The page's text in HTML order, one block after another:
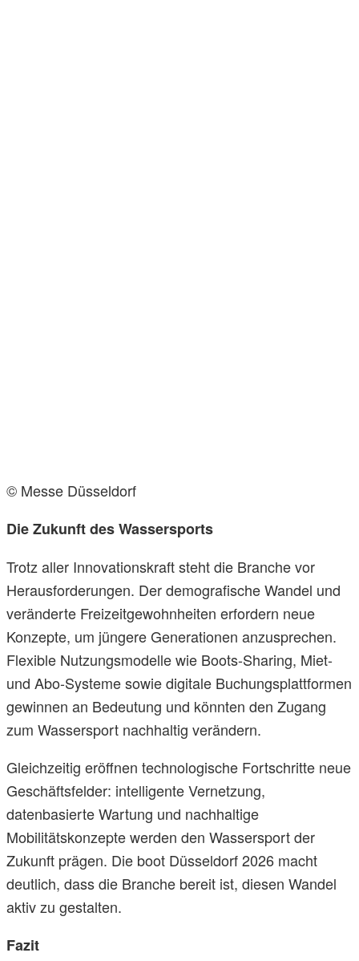
© Messe Düsseldorf
Die Zukunft des Wassersports
Trotz aller Innovationskraft steht die Branche vor
Herausforderungen. Der demografische Wandel und
veränderte Freizeitgewohnheiten erfordern neue
Konzepte, um jüngere Generationen anzusprechen.
Flexible Nutzungsmodelle wie Boots-Sharing, Miet-
und Abo-Systeme sowie digitale Buchungsplattformen
gewinnen an Bedeutung und könnten den Zugang
zum Wassersport nachhaltig verändern.
Gleichzeitig eröffnen technologische Fortschritte neue
Geschäftsfelder: intelligente Vernetzung,
datenbasierte Wartung und nachhaltige
Mobilitätskonzepte werden den Wassersport der
Zukunft prägen. Die boot Düsseldorf 2026 macht
deutlich, dass die Branche bereit ist, diesen Wandel
aktiv zu gestalten.
Fazit